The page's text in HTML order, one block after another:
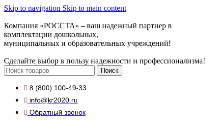
Skip to navigation Skip to main content
Компания «РОССТА» – ваш надежный партнер в
комплектации дошкольных,
муниципальных и образовательных учреждений!
Сделайте выбор в пользу надежности и профессионализма!
Поиск
8 (800) 100-49-33
info@kr2020.ru
Обратный звонок